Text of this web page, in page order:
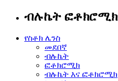
ብሉኬት ፎቶክሮሚክ
የስቶክ ሌንስ
መደበኛ
ብሉኬት
ፎቶክሮሚክ
ብሉኬት እና ፎቶክሮሚክ